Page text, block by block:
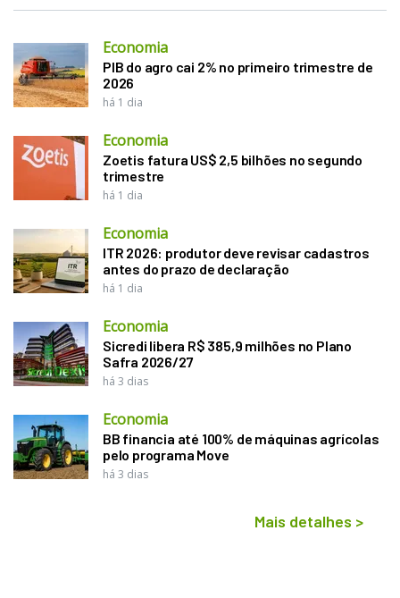
Economia
PIB do agro cai 2% no primeiro trimestre de
2026
há 1 dia
Economia
Zoetis fatura US$ 2,5 bilhões no segundo
trimestre
há 1 dia
Economia
ITR 2026: produtor deve revisar cadastros
antes do prazo de declaração
há 1 dia
Economia
Sicredi libera R$ 385,9 milhões no Plano
Safra 2026/27
há 3 dias
Economia
BB financia até 100% de máquinas agrícolas
pelo programa Move
há 3 dias
Mais detalhes >